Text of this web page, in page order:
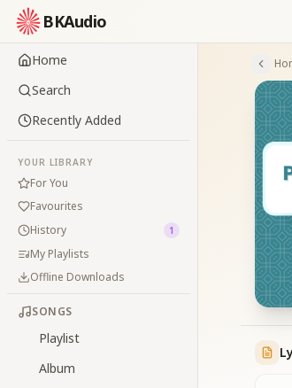
BKAudio
Home
Search
Recently Added
YOUR LIBRARY
For You
Favourites
History
1
My Playlists
Offline Downloads
SONGS
Playlist
Album